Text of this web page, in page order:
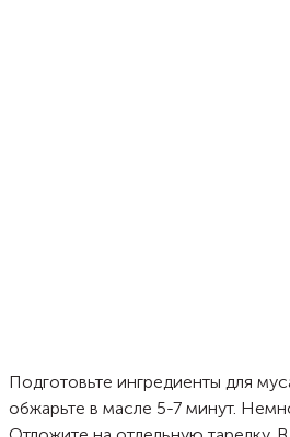
Подготовьте ингредиенты для
обжарьте в масле 5-7 минут.